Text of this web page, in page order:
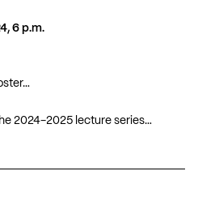
6 p.m.
2024-2025 lecture series…